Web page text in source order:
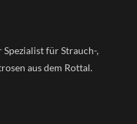
für Strauch-,
aus dem Rottal.